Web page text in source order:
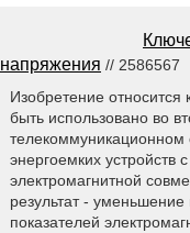
напряжения // 2586567
Изобретение относится
быть использовано во
телекоммуникационном
энергоемких
электромагнитной
результат -
показателей